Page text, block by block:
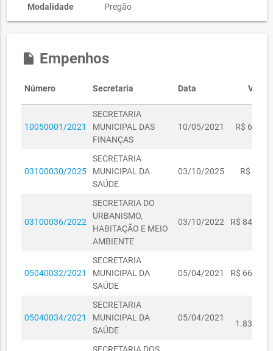
Modalidade Pregão
Data de
Abertura da
03/02/2021
Data Realização 09/02/2021
Data Publicação 22/12/2020
R$ 930.836,41
R$ 1.801.359,60
Registro de Preço para futuros e
eventuais serviços de Telefonia Fixa
Comutada - STFC, nas modalidades:
Longa Distância Nacional (LDN),
Longa Distância Internacional (LDI),
Voz Local, Centrais Telefônicas
Virtuais e Serviço 0800.
insert_drive_file Empenhos
Número Secretaria Data Valor
10050001/2021
SECRETARIA
MUNICIPAL DAS
FINANÇAS
10/05/2021 R$ 68,54
03100030/2025
SECRETARIA
MUNICIPAL DA
SAÚDE
03/10/2025 R$ 0,00
03100036/2022
SECRETARIA DO
URBANISMO,
HABITAÇÃO E MEIO
AMBIENTE
03/10/2022 R$ 843,67
05040032/2021
SECRETARIA
MUNICIPAL DA
SAÚDE
05/04/2021 R$ 668,24
05040034/2021
SECRETARIA
MUNICIPAL DA
SAÚDE
05/04/2021
1.836,84